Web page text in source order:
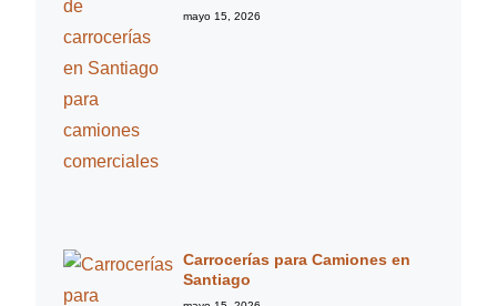
mayo 15, 2026
Carrocerías para Camiones en
Santiago